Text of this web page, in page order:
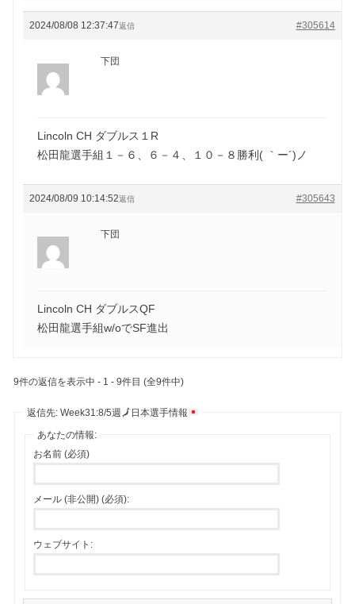
2024/08/08 12:37:47 #305614
返信
下団
Lincoln CH ダブルス１R
松田龍選手組１－６、６－４、１０－８勝利( ｀ー´)ノ
2024/08/09 10:14:52 #305643
返信
下団
Lincoln CH ダブルスQF
松田龍選手組w/oでSF進出
9件の返信を表示中 - 1 - 9件目 (全9件中)
返信先: Week31:8/5週🗾 日本選手情報
あなたの情報:
お名前 (必須)
メール (非公開) (必須):
ウェブサイト: